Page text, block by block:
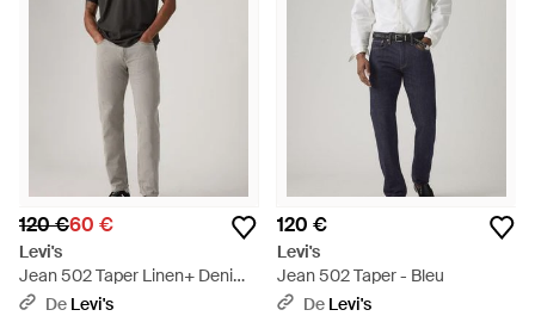
120 €60 €
Levi's
Jean 502 Taper Linen+ Denim
- Gris
De Levi's
120 €
Levi's
Jean 502 Taper - Bleu
De Levi's